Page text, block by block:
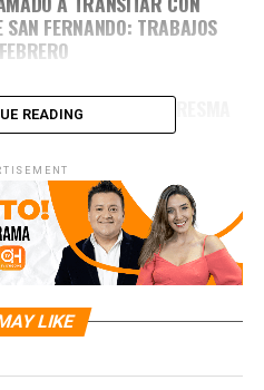
FERNANDO: TRABAJOS
DA INICIO A LA CUARESMA
READING
LIKE